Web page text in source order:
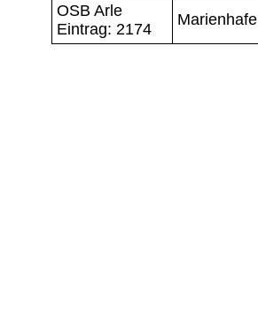
OSB Arle
Eintrag: 2174
Marienhafe